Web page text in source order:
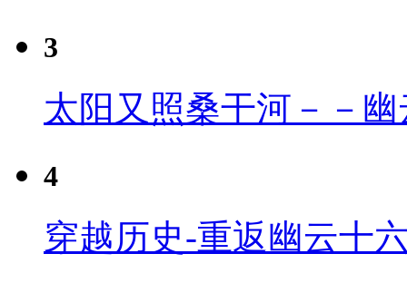
3
太阳又照桑干河－－
4
穿越历史-重返幽云十